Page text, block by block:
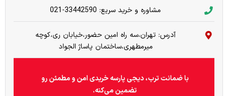
مشاوره و خرید سریع: 33442590-021
آدرس: تهران،سه راه امین حضور،خیابان ری،کوچه
میرمطهری،ساختمان پاساژ الجواد
با ضمانت ترب، دیجی پارسه خریدی امن و مطمئن رو
تضمین می‌کنه.